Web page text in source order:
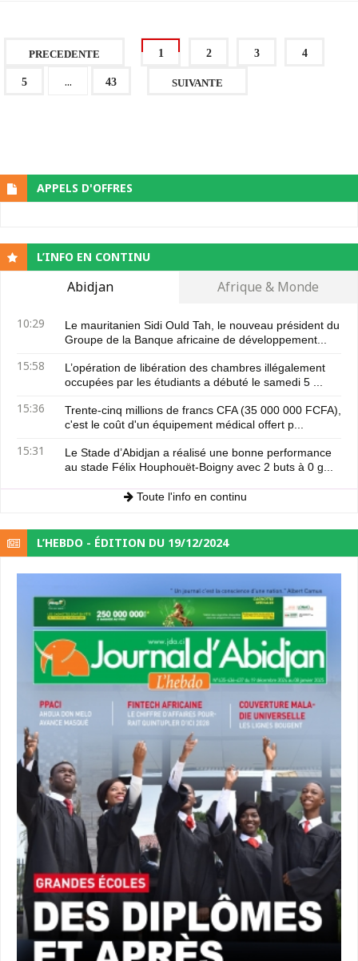
PRECEDENTE 1 2 3 4
5 ... 43 SUIVANTE
APPELS D'OFFRES
L’INFO EN CONTINU
Abidjan Afrique & Monde
10:29
Le mauritanien Sidi Ould Tah, le nouveau président du
Groupe de la Banque africaine de développement...
15:58
L’opération de libération des chambres illégalement
occupées par les étudiants a débuté le samedi 5 ...
15:36
Trente-cinq millions de francs CFA (35 000 000 FCFA),
c'est le coût d'un équipement médical offert p...
15:31
Le Stade d’Abidjan a réalisé une bonne performance
au stade Félix Houphouët-Boigny avec 2 buts à 0 g...
Toute l'info en continu
L’HEBDO - ÉDITION DU 19/12/2024